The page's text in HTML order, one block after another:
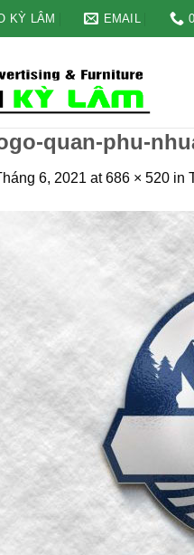
KỲ LÂM EMAIL
quan-phu-
6, 2021 at686 × 520 in